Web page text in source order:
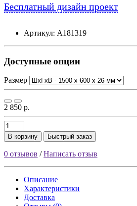
Бесплатный дизайн проект
Артикул: А181319
Доступные опции
Размер
2 850 р.
В корзину Быстрый заказ
0 отзывов /Написать отзыв
Описание
Характеристики
Доставка